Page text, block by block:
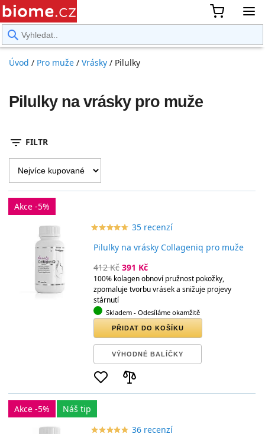
Úvod / Pro muže / Vrásky / Pilulky
Pilulky na vrásky pro muže
filter_list FILTR
Akce -5%
star_borderstar_borderstar_borderstar_borderstar_border
starstarstarstarstar 35 recenzí
Pilulky na vrásky Collageniq pro muže
412 Kč 391 Kč
100% kolagen obnoví pružnost pokožky,
zpomaluje tvorbu vrásek a snižuje projevy
stárnutí
Skladem - Odesíláme okamžitě
PŘIDAT DO KOŠÍKU
VÝHODNÉ BALÍČKY
Akce -5% Náš tip
star_borderstar_borderstar_borderstar_borderstar_border
starstarstarstarstar 36 recenzí